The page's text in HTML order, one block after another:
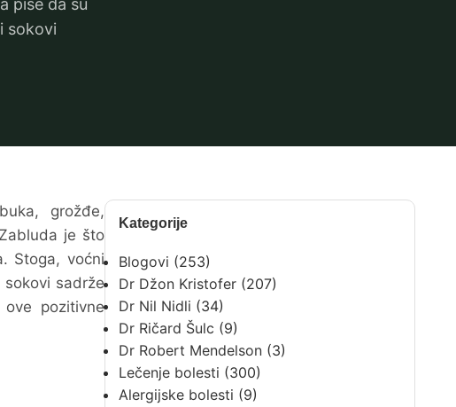
piše da su
sokovi
Kategorije
Blogovi (253)
Dr Džon Kristofer(207)
Dr Nil Nidli (34)
Dr Ričard Šulc (9)
Dr Robert Mendelson(3)
Lečenje bolesti (300)
Alergijske bolesti (9)
grožđe,
je što
Stoga, voćni
sokovi sadrže
pozitivne